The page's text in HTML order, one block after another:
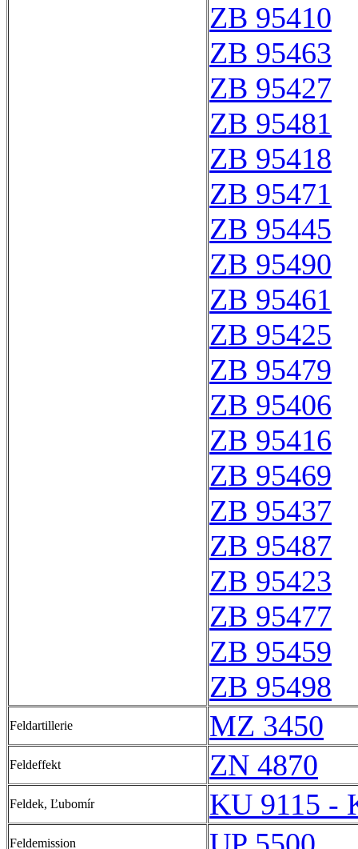
ZB 95410
ZB 95463
ZB 95427
ZB 95481
ZB 95418
ZB 95471
ZB 95445
ZB 95490
ZB 95461
ZB 95425
ZB 95479
ZB 95406
ZB 95416
ZB 95469
ZB 95437
ZB 95487
ZB 95423
ZB 95477
ZB 95459
ZB 95498
Feldartillerie MZ 3450
Feldeffekt ZN 4870
Feldek, Ľubomír KU 9115 -
Feldemission